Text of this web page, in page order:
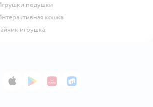
Игрушки подушки
Интерактивная кошка
Зайчик игрушка
App StoreGoogle Play
AppGallery
RuStore